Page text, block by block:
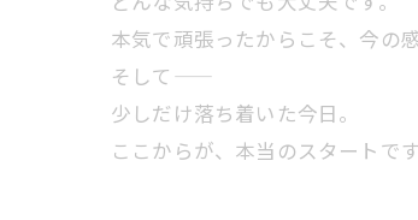
本気で頑張ったからこそ、今の
そして――
少しだけ落ち着いた今日。
ここからが、本当のスタートです